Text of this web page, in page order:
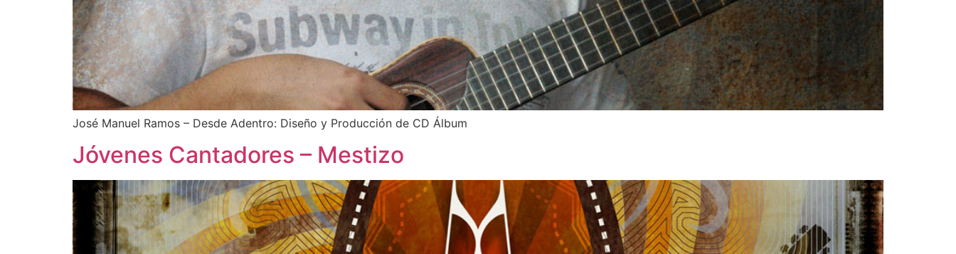
José Manuel Ramos – Desde Adentro: Diseño y Producción de CD Álbum
Jóvenes Cantadores – Mestizo